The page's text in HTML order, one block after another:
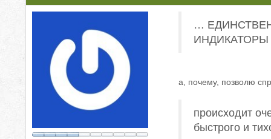
…
ИНДИКАТОРЫ
а, почему, позволю
происходит
быстрого и